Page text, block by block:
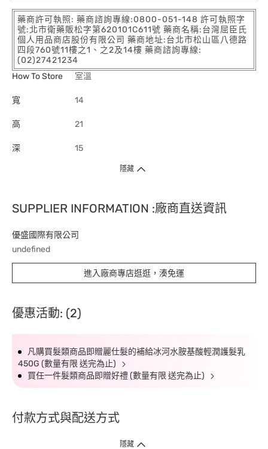
藥商許可執照: 藥商諮詢專線:0800-051-148 許可執照字
號:北市衛藥販松字第620101C611號 藥商名稱:台灣屈臣氏
個人用品商店股份有限公司 藥商地址:台北市松山區八德路
四段760號11樓之1、之2及14樓 藥商諮詢專線:
(02)27421234
How To Store
室溫
寬 14
高 21
深 15
隱藏
SUPPLIER INFORMATION :廠商直送資訊
優盛國際有限公司
undefined
進入廠商專店逛逛，湊免運
優惠活動: (2)
凡購買髮類商品即贈麗仕髮的補給冰河水胺基酸輕潤護髮乳
450G (數量有限 送完為止)
買任一件髮類商品即贈好禮 (數量有限 送完為止)
付款方式與配送方式
隱藏